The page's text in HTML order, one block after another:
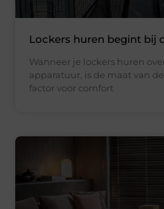
Lockers huren begint bij
Wanneer je lockers huren
apparatuur, is de maat van
factor voor comfort